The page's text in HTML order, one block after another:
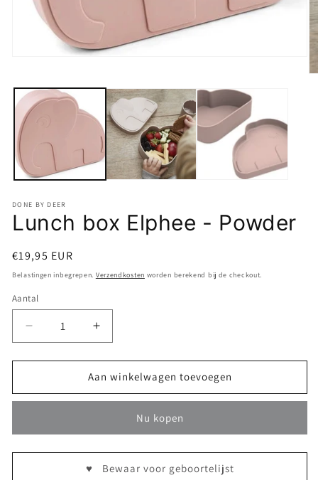
in
modaal
DONE BY DEER
Lunch box Elphee - Powder
Normale
prijs
€19,95 EUR
Belastingen inbegrepen. Verzendkosten worden berekend bij de checkout.
Aantal
Aantal
verlagen
voor
box
Powder
Aantal
verhogen
voor
Lunch
box
Powder
Aan winkelwagen toevoegen
Nu kopen
♥️ Bewaar voor geboortelijst